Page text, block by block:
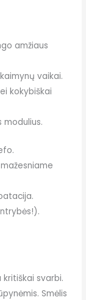
amžiaus
vaikai.
kokybiškai
modulius.
svarbi.
Smėlis